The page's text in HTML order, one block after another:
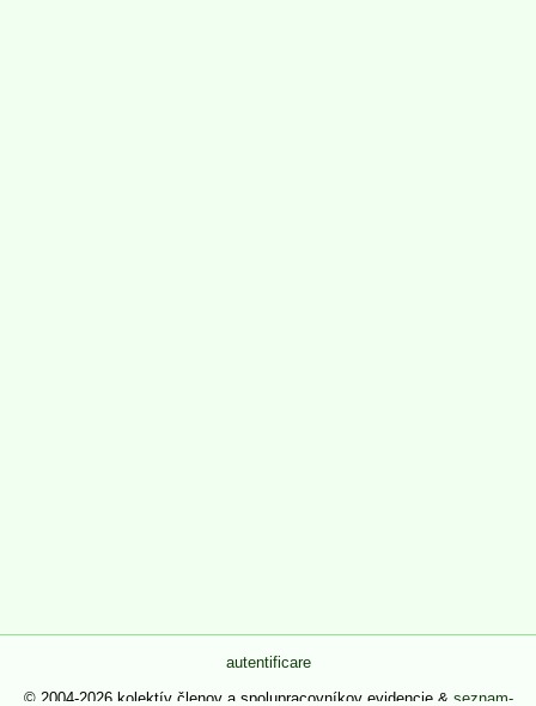
autentificare
© 2004-2026 kolektív členov a spolupracovníkov evidencie & seznam-